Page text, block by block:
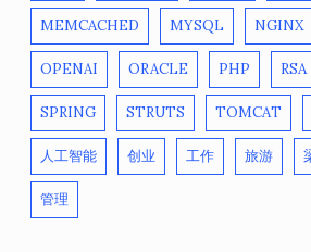
MEMCACHED MYSQL NGINX
OPENAI ORACLE PHP RSA
SPRING STRUTS TOMCAT
人工智能 创业 工作 旅游
管理